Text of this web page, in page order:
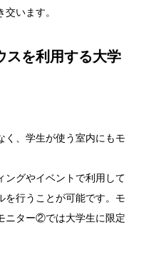
います。
を利用する大学
く、学生が使う室内にもモ
ングやイベントで利用して
を行うことが可能です。モ
ニター②では大学生に限定